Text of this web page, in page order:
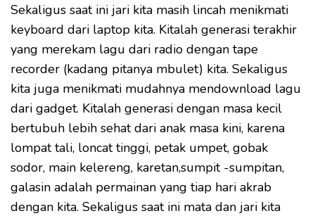
Sekaligus saat ini jari kita masih lincah menikmati
keyboard dari laptop kita. Kitalah generasi terakhir
yang merekam lagu dari radio dengan tape
recorder (kadang pitanya mbulet) kita. Sekaligus
kita juga menikmati mudahnya mendownload lagu
dari gadget. Kitalah generasi dengan masa kecil
bertubuh lebih sehat dari anak masa kini, karena
lompat tali, loncat tinggi, petak umpet, gobak
sodor, main kelereng, karetan,sumpit -sumpitan,
galasin adalah permainan yang tiap hari akrab
dengan kita. Sekaligus saat ini mata dan jari kita